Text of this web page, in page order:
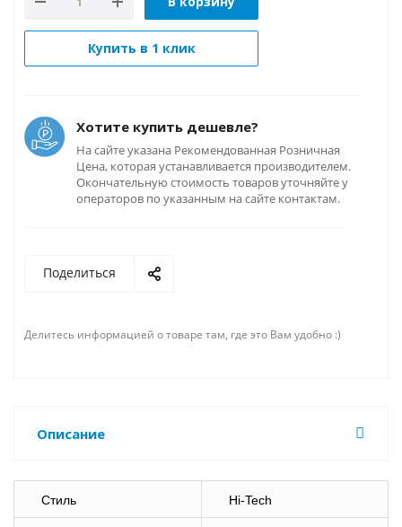
Купить в 1 клик
Хотите купить дешевле?
На сайте указана Рекомендованная Розничная
Цена, которая устанавливается производителем.
Окончательную стоимость товаров уточняйте у
операторов по указанным на сайте контактам.
Поделиться
Делитесь информацией о товаре там, где это Вам удобно :)
Описание
Стиль Hi-Tech